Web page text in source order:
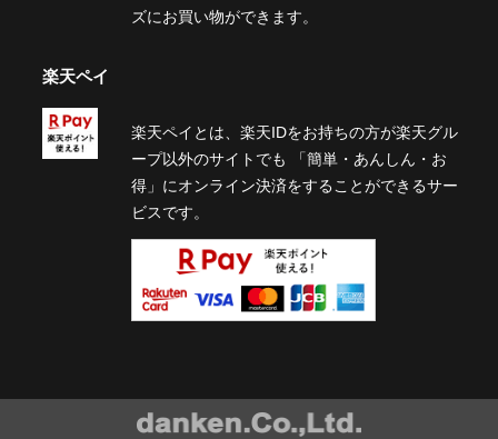
ズにお買い物ができます。
楽天ペイ
楽天ペイとは、楽天IDをお持ちの方が楽天グル
ープ以外のサイトでも 「簡単・あんしん・お
得」にオンライン決済をすることができるサー
ビスです。